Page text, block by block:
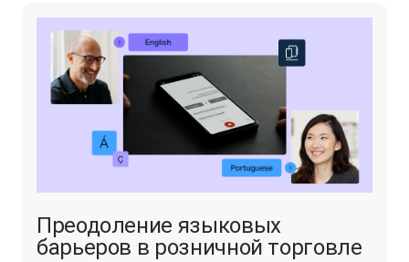
Преодоление языковых
барьеров в розничной торговле